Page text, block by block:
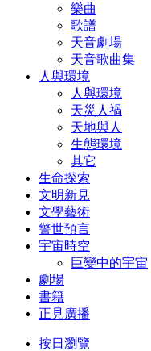
樂曲
歌譜
天音劇場
天音歌曲集
人與環境
人與環境
天災人禍
天地與人
生態環境
其它
生命探索
文明新見
文學藝術
警世預言
宇宙時空
巨變中的宇宙
劇場
書籍
正見廣播
按日瀏覽